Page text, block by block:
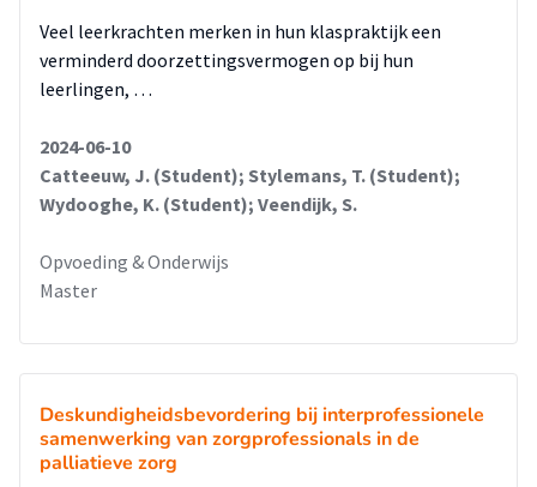
Veel leerkrachten merken in hun klaspraktijk een
verminderd doorzettingsvermogen op bij hun
leerlingen, …
2024-06-10
Catteeuw, J. (Student); Stylemans, T. (Student);
Wydooghe, K. (Student); Veendijk, S.
Opvoeding & Onderwijs
Master
Deskundigheidsbevordering bij interprofessionele
samenwerking van zorgprofessionals in de
palliatieve zorg